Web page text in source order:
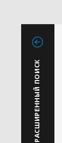
РАСШИРЕННЫЙ ПОИСК